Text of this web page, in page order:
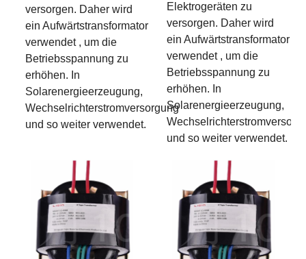
versorgen. Daher wird
ein Aufwärtstransformator
verwendet , um die
Betriebsspannung zu
erhöhen. In
Solarenergieerzeugung,
Wechselrichterstromversorgung
und so weiter verwendet.
Elektrogeräten zu
versorgen. Daher wird
ein Aufwärtstransformator
verwendet , um die
Betriebsspannung zu
erhöhen. In
Solarenergieerzeugung,
und so weiter verwendet.